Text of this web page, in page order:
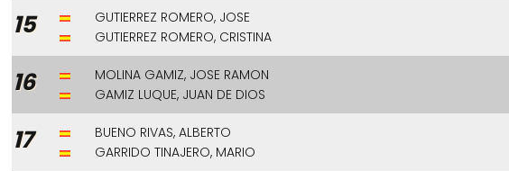
15
GUTIERREZ ROMERO, JOSE
GUTIERREZ ROMERO, CRISTINA
16
MOLINA GAMIZ, JOSE RAMON
GAMIZ LUQUE, JUAN DE DIOS
17
BUENO RIVAS, ALBERTO
GARRIDO TINAJERO, MARIO